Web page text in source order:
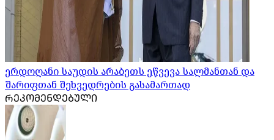
ერდოღანი საუდის არაბეთს ეწვევა სალმანთან და
შარიფთან შეხვედრების გასამართად
ᲠᲔᲙᲝᲛᲔᲜᲓᲔᲑᲣᲚᲘ